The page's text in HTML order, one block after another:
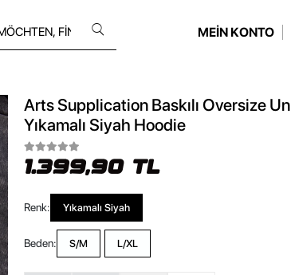
MEİN KONTO
Arts Supplication Baskılı Oversize
Yıkamalı Siyah Hoodie
1.399,90 TL
Renk: Yıkamalı Siyah
Beden: S/M L/XL